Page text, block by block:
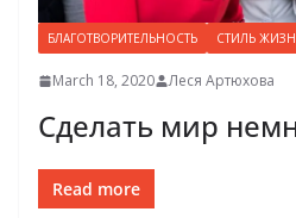
БЛАГОТВОРИТЕЛЬНОСТЬ СТИЛЬ
March 18, 2020 Леся Артюхова
Сделать мир
Read more